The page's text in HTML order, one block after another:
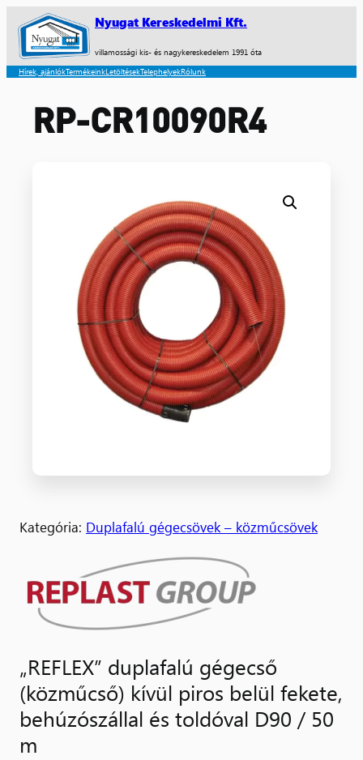
Nyugat Kereskedelmi Kft.
villamossági kis- és nagykereskedelem 1991 óta
Hírek, ajánlókTermékeinkLetöltésekTelephelyekRólunk
RP-CR10090R4
Kategória: Duplafalú gégecsövek – közműcsövek
„REFLEX” duplafalú gégecső
(közműcső) kívül piros belül fekete,
behúzószállal és toldóval D90 / 50
m